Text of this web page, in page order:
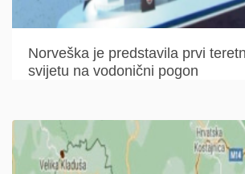
Norveška je predstavila prvi
svijetu na vodonični pogon